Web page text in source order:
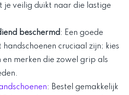
veilig duikt naar die lastige
beschermd : Een goede
cruciaal zijn; kies
en merken die zowel grip als
: Bestel gemakkelijk